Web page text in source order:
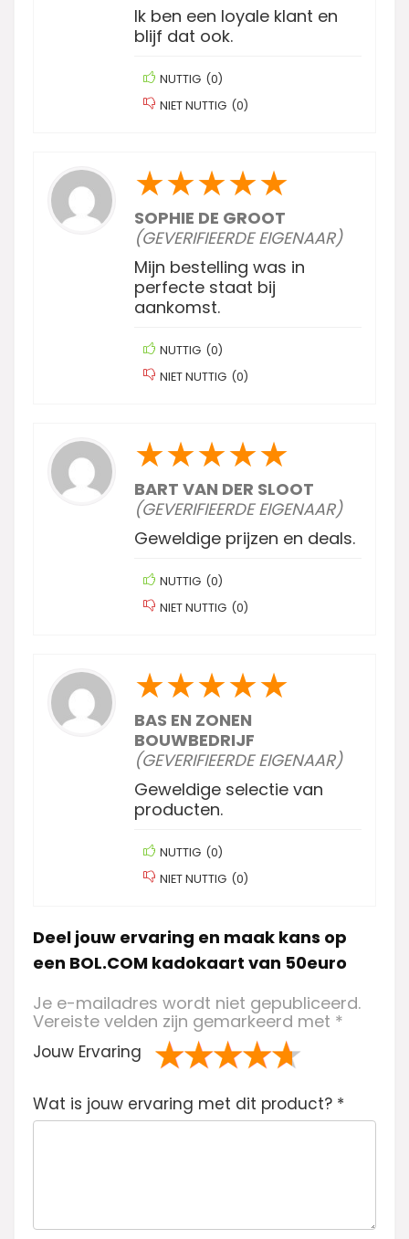
Ik ben een loyale klant en
blijf dat ook.
NUTTIG (0)
NIET NUTTIG (0)
★★★★★
SOPHIE DE GROOT
(GEVERIFIEERDE EIGENAAR)
Mijn bestelling was in
perfecte staat bij
aankomst.
NUTTIG (0)
NIET NUTTIG (0)
★★★★★
BART VAN DER SLOOT
(GEVERIFIEERDE EIGENAAR)
Geweldige prijzen en deals.
NUTTIG (0)
NIET NUTTIG (0)
★★★★★
BAS EN ZONEN
BOUWBEDRIJF
(GEVERIFIEERDE EIGENAAR)
Geweldige selectie van
producten.
NUTTIG (0)
NIET NUTTIG (0)
Deel jouw ervaring en maak kans op
een BOL.COM kadokaart van 50euro
Je e-mailadres wordt niet gepubliceerd.
Vereiste velden zijn gemarkeerd met *
Jouw Ervaring
va
n
rre
de 5
sterren
sterren
sterren
sterren
Wat is jouw ervaring met dit product? *